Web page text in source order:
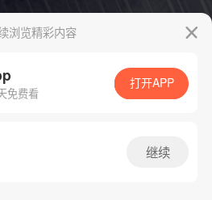
App免费看
浏览精彩内容
免费看
打开APP
继续